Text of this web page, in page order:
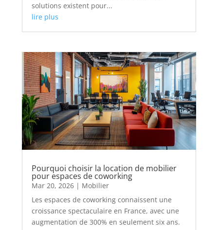
solutions existent pour...
lire plus
Pourquoi choisir la location de mobilier
pour espaces de coworking
Mar 20, 2026| Mobilier
Les espaces de coworking connaissent une
croissance spectaculaire en France, avec une
augmentation de 300% en seulement six ans.